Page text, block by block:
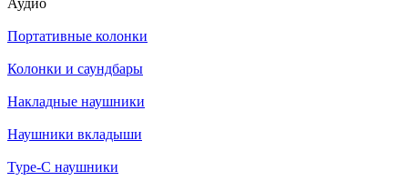
Аудио
Портативные колонки
Колонки и саундбары
Накладные наушники
Наушники вкладыши
Type-C наушники